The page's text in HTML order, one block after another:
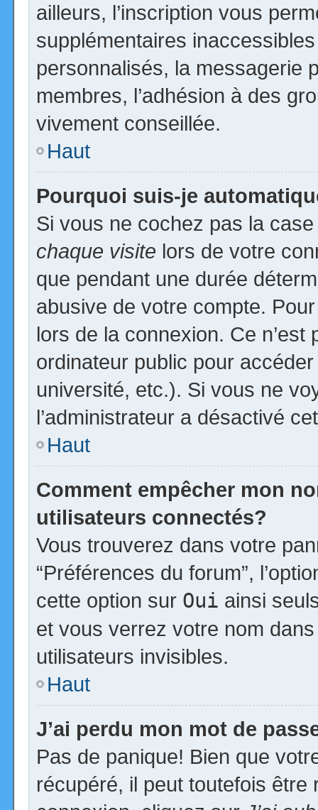
ailleurs, l’inscription vous
supplémentaires
personnalisés, la messagerie
membres, l’adhésion à des
vivement conseillée.
Haut
Pourquoi suis-je
Si vous ne cochez pas la
chaque visite lors de votre
que pendant une durée
abusive de votre compte.
lors de la connexion. Ce
ordinateur public pour
université, etc.). Si vous ne
l’administrateur a désactivé
Haut
Comment empêcher mon
utilisateurs connectés?
Vous trouverez dans votre
“Préférences du forum”,
cette option sur Oui ainsi
et vous verrez votre nom
utilisateurs invisibles.
Haut
J’ai perdu mon mot de
Pas de panique! Bien que
récupéré, il peut toutefois